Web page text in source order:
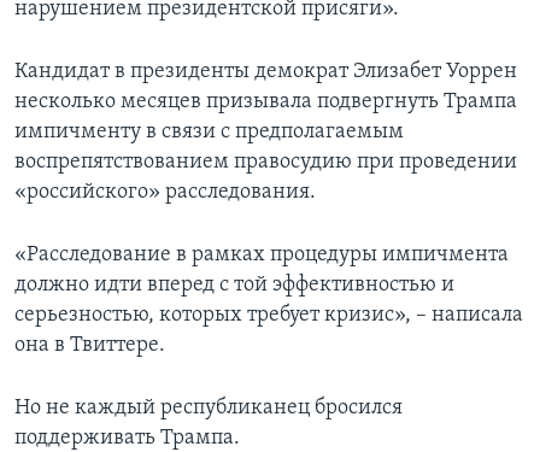
нарушением президентской присяги».
Кандидат в президенты демократ Элизабет Уоррен
несколько месяцев призывала подвергнуть Трампа
импичменту в связи с предполагаемым
воспрепятствованием правосудию при проведении
«российского» расследования.
«Расследование в рамках процедуры импичмента
должно идти вперед с той эффективностью и
серьезностью, которых требует кризис», – написала
она в Твиттере.
Но не каждый республиканец бросился
поддерживать Трампа.